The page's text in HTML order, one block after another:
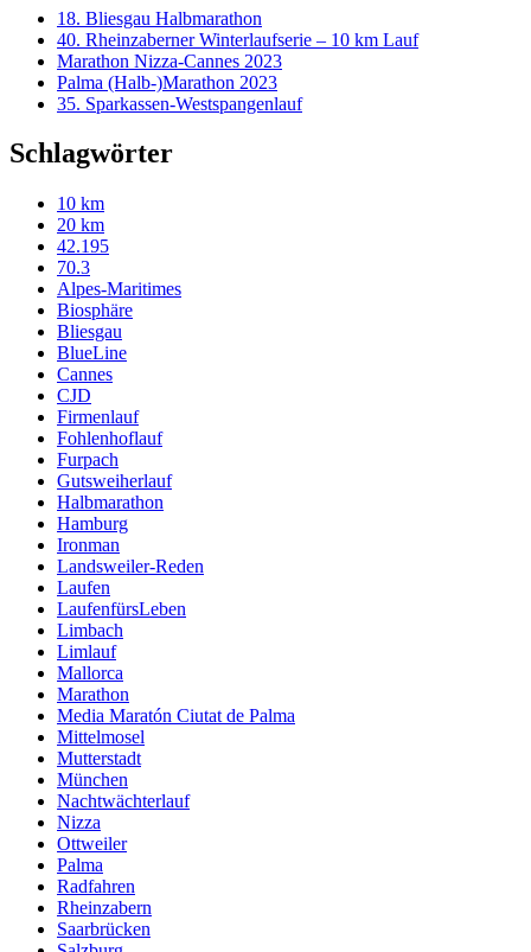
18. Bliesgau Halbmarathon
40. Rheinzaberner Winterlaufserie – 10 km Lauf
Marathon Nizza-Cannes 2023
Palma (Halb-)Marathon 2023
35. Sparkassen-Westspangenlauf
Schlagwörter
10 km
20 km
42.195
70.3
Alpes-Maritimes
Biosphäre
Bliesgau
BlueLine
Cannes
CJD
Firmenlauf
Fohlenhoflauf
Furpach
Gutsweiherlauf
Halbmarathon
Hamburg
Ironman
Landsweiler-Reden
Laufen
LaufenfürsLeben
Limbach
Limlauf
Mallorca
Marathon
Media Maratón Ciutat de Palma
Mittelmosel
Mutterstadt
München
Nachtwächterlauf
Nizza
Ottweiler
Palma
Radfahren
Rheinzabern
Saarbrücken